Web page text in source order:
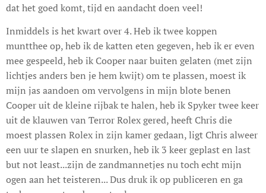
dat het goed komt, tijd en aandacht doen veel!
Inmiddels is het kwart over 4. Heb ik twee koppen
muntthee op, heb ik de katten eten gegeven, heb ik er even
mee gespeeld, heb ik Cooper naar buiten gelaten (met zijn
lichtjes anders ben je hem kwijt) om te plassen, moest ik
mijn jas aandoen om vervolgens in mijn blote benen
Cooper uit de kleine rijbak te halen, heb ik Spyker twee keer
uit de klauwen van Terror Rolex gered, heeft Chris die
moest plassen Rolex in zijn kamer gedaan, ligt Chris alweer
een uur te slapen en snurken, heb ik 3 keer geplast en last
but not least...zijn de zandmannetjes nu toch echt mijn
ogen aan het teisteren... Dus druk ik op publiceren en ga